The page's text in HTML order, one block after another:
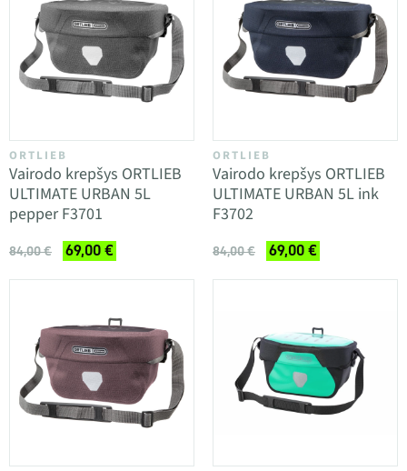
ORTLIEB
Vairodo krepšys ORTLIEB
ULTIMATE URBAN 5L
pepper F3701
84,00 € 69,00 €
ORTLIEB
Vairodo krepšys ORTLIEB
ULTIMATE URBAN 5L ink
F3702
84,00 € 69,00 €